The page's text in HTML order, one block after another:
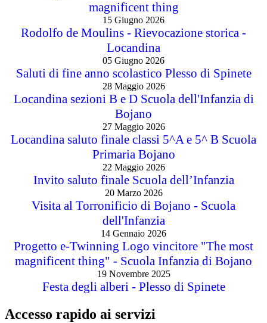
magnificent thing
15 Giugno 2026
Rodolfo de Moulins - Rievocazione storica -
Locandina
05 Giugno 2026
Saluti di fine anno scolastico Plesso di Spinete
28 Maggio 2026
Locandina sezioni B e D Scuola dell'Infanzia di
Bojano
27 Maggio 2026
Locandina saluto finale classi 5^A e 5^ B Scuola
Primaria Bojano
22 Maggio 2026
Invito saluto finale Scuola dell’Infanzia
20 Marzo 2026
Visita al Torronificio di Bojano - Scuola
dell'Infanzia
14 Gennaio 2026
Progetto e-Twinning Logo vincitore "The most
magnificent thing" - Scuola Infanzia di Bojano
19 Novembre 2025
Festa degli alberi - Plesso di Spinete
Accesso rapido ai servizi